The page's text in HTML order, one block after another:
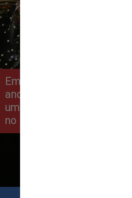
Em 2012, quando tinha 12
anos, Malala sobreviveu a
um ataque a tiros do Talibã
no Paquistão